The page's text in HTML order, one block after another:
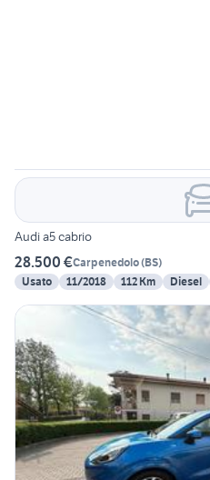
Audi a5 cabrio
28.500 €Carpenedolo(BS)
Usato
11/2018 112 Km Diesel